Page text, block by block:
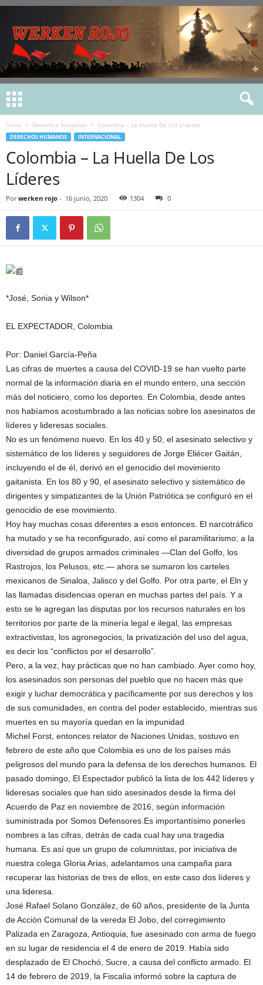
Inicio Derechos Humanos Colombia – La Huella De Los Líderes
DERECHOS HUMANOS INTERNACIONAL
Colombia – La Huella De Los
Líderes
Por werken rojo - 16 junio, 2020 1304 0
*José, Sonia y Wilson*
EL EXPECTADOR, Colombia
Por: Daniel García-Peña
Las cifras de muertes a causa del COVID-19 se han vuelto parte
normal de la información diaria en el mundo entero, una sección
más del noticiero, como los deportes. En Colombia, desde antes
nos habíamos acostumbrado a las noticias sobre los asesinatos de
líderes y lideresas sociales.
No es un fenómeno nuevo. En los 40 y 50, el asesinato selectivo y
sistemático de los líderes y seguidores de Jorge Eliécer Gaitán,
incluyendo el de él, derivó en el genocidio del movimiento
gaitanista. En los 80 y 90, el asesinato selectivo y sistemático de
dirigentes y simpatizantes de la Unión Patriótica se configuró en el
genocidio de ese movimiento.
Hoy hay muchas cosas diferentes a esos entonces. El narcotráfico
ha mutado y se ha reconfigurado, así como el paramilitarismo; a la
diversidad de grupos armados criminales —Clan del Golfo, los
Rastrojos, los Pelusos, etc.— ahora se sumaron los carteles
mexicanos de Sinaloa, Jalisco y del Golfo. Por otra parte, el Eln y
las llamadas disidencias operan en muchas partes del país. Y a
esto se le agregan las disputas por los recursos naturales en los
territorios por parte de la minería legal e ilegal, las empresas
extractivistas, los agronegocios, la privatización del uso del agua,
es decir los “conflictos por el desarrollo”.
Pero, a la vez, hay prácticas que no han cambiado. Ayer como hoy,
los asesinados son personas del pueblo que no hacen más que
exigir y luchar democrática y pacíficamente por sus derechos y los
de sus comunidades, en contra del poder establecido, mientras sus
muertes en su mayoría quedan en la impunidad.
Michel Forst, entonces relator de Naciones Unidas, sostuvo en
febrero de este año que Colombia es uno de los países más
peligrosos del mundo para la defensa de los derechos humanos. El
pasado domingo, El Espectador publicó la lista de los 442 líderes y
lideresas sociales que han sido asesinados desde la firma del
Acuerdo de Paz en noviembre de 2016, según información
suministrada por Somos Defensores.Es importantísimo ponerles
nombres a las cifras, detrás de cada cual hay una tragedia
humana. Es así que un grupo de columnistas, por iniciativa de
nuestra colega Gloria Arias, adelantamos una campaña para
recuperar las historias de tres de ellos, en este caso dos líderes y
una lideresa.
José Rafael Solano González, de 60 años, presidente de la Junta
de Acción Comunal de la vereda El Jobo, del corregimiento
Palizada en Zaragoza, Antioquia, fue asesinado con arma de fuego
en su lugar de residencia el 4 de enero de 2019. Había sido
desplazado de El Chochó, Sucre, a causa del conflicto armado. El
14 de febrero de 2019, la Fiscalía informó sobre la captura de